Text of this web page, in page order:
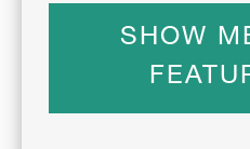
SHOW